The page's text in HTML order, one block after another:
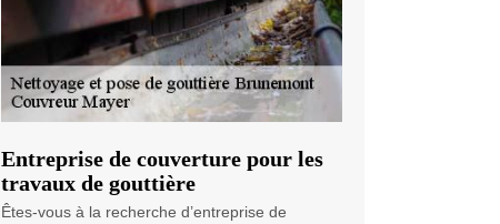
Entreprise de couverture pour les
travaux de gouttière
Êtes-vous à la recherche d’entreprise de